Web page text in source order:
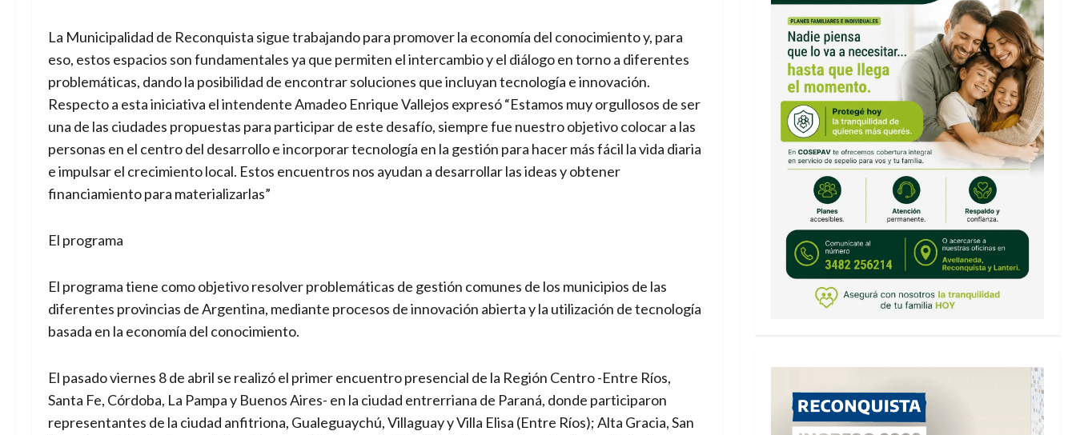
La Municipalidad de Reconquista sigue trabajando para promover la economía del conocimiento y, para
eso, estos espacios son fundamentales ya que permiten el intercambio y el diálogo en torno a diferentes
problemáticas, dando la posibilidad de encontrar soluciones que incluyan tecnología e innovación.
Respecto a esta iniciativa el intendente Amadeo Enrique Vallejos expresó “Estamos muy orgullosos de ser
una de las ciudades propuestas para participar de este desafío, siempre fue nuestro objetivo colocar a las
personas en el centro del desarrollo e incorporar tecnología en la gestión para hacer más fácil la vida diaria
e impulsar el crecimiento local. Estos encuentros nos ayudan a desarrollar las ideas y obtener
financiamiento para materializarlas”
El programa
El programa tiene como objetivo resolver problemáticas de gestión comunes de los municipios de las
diferentes provincias de Argentina, mediante procesos de innovación abierta y la utilización de tecnología
basada en la economía del conocimiento.
El pasado viernes 8 de abril se realizó el primer encuentro presencial de la Región Centro -Entre Ríos,
Santa Fe, Córdoba, La Pampa y Buenos Aires- en la ciudad entrerriana de Paraná, donde participaron
representantes de la ciudad anfitriona, Gualeguaychú, Villaguay y Villa Elisa (Entre Ríos); Alta Gracia, San